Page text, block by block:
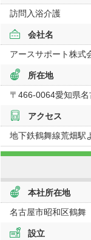
訪問入浴介護
会社名
アースサポート株
所在地
〒466-0064愛知県名
アクセス
地下鉄鶴舞線荒畑駅
本社所在地
名古屋市昭和区鶴舞
設立